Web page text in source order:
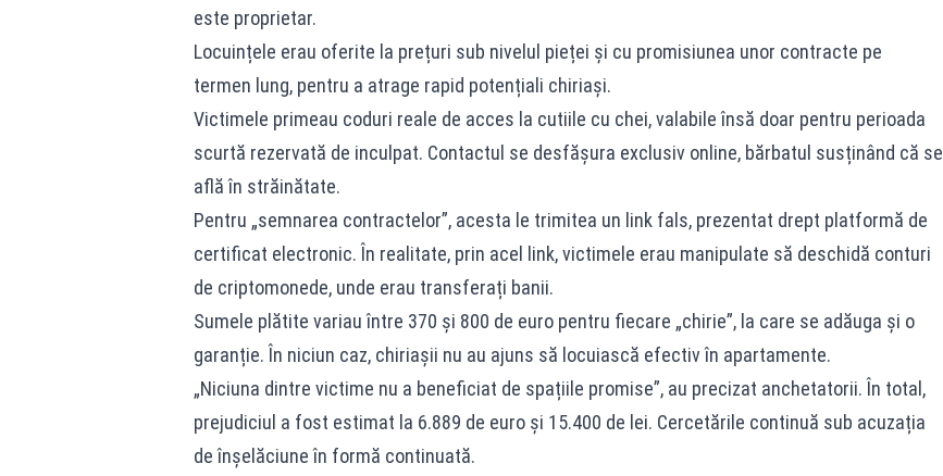
este proprietar.
Locuințele erau oferite la prețuri sub nivelul pieței și cu promisiunea unor contracte pe
termen lung, pentru a atrage rapid potențiali chiriași.
Victimele primeau coduri reale de acces la cutiile cu chei, valabile însă doar pentru perioada
scurtă rezervată de inculpat. Contactul se desfășura exclusiv online, bărbatul susținând că se
află în străinătate.
Pentru „semnarea contractelor”, acesta le trimitea un link fals, prezentat drept platformă de
certificat electronic. În realitate, prin acel link, victimele erau manipulate să deschidă conturi
de criptomonede, unde erau transferați banii.
Sumele plătite variau între 370 și 800 de euro pentru fiecare „chirie”, la care se adăuga și o
garanție. În niciun caz, chiriașii nu au ajuns să locuiască efectiv în apartamente.
„Niciuna dintre victime nu a beneficiat de spațiile promise”, au precizat anchetatorii. În total,
prejudiciul a fost estimat la 6.889 de euro și 15.400 de lei. Cercetările continuă sub acuzația
de înșelăciune în formă continuată.